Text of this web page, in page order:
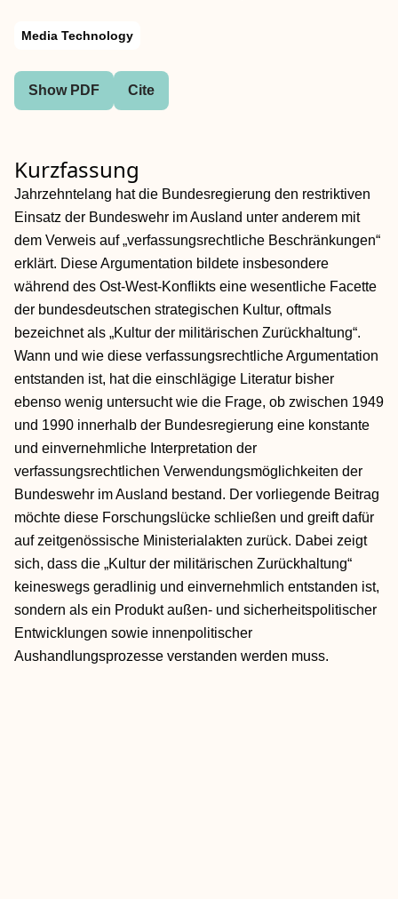
Media Technology
Show PDF Cite
Kurzfassung
Jahrzehntelang hat die Bundesregierung den restriktiven
Einsatz der Bundeswehr im Ausland unter anderem mit
dem Verweis auf „verfassungsrechtliche Beschränkungen“
erklärt. Diese Argumentation bildete insbesondere
während des Ost-West-Konflikts eine wesentliche Facette
der bundesdeutschen strategischen Kultur, oftmals
bezeichnet als „Kultur der militärischen Zurückhaltung“.
Wann und wie diese verfassungsrechtliche Argumentation
entstanden ist, hat die einschlägige Literatur bisher
ebenso wenig untersucht wie die Frage, ob zwischen 1949
und 1990 innerhalb der Bundesregierung eine konstante
und einvernehmliche Interpretation der
verfassungsrechtlichen Verwendungsmöglichkeiten der
Bundeswehr im Ausland bestand. Der vorliegende Beitrag
möchte diese Forschungslücke schließen und greift dafür
auf zeitgenössische Ministerialakten zurück. Dabei zeigt
sich, dass die „Kultur der militärischen Zurückhaltung“
keineswegs geradlinig und einvernehmlich entstanden ist,
sondern als ein Produkt außen- und sicherheitspolitischer
Entwicklungen sowie innenpolitischer
Aushandlungsprozesse verstanden werden muss.